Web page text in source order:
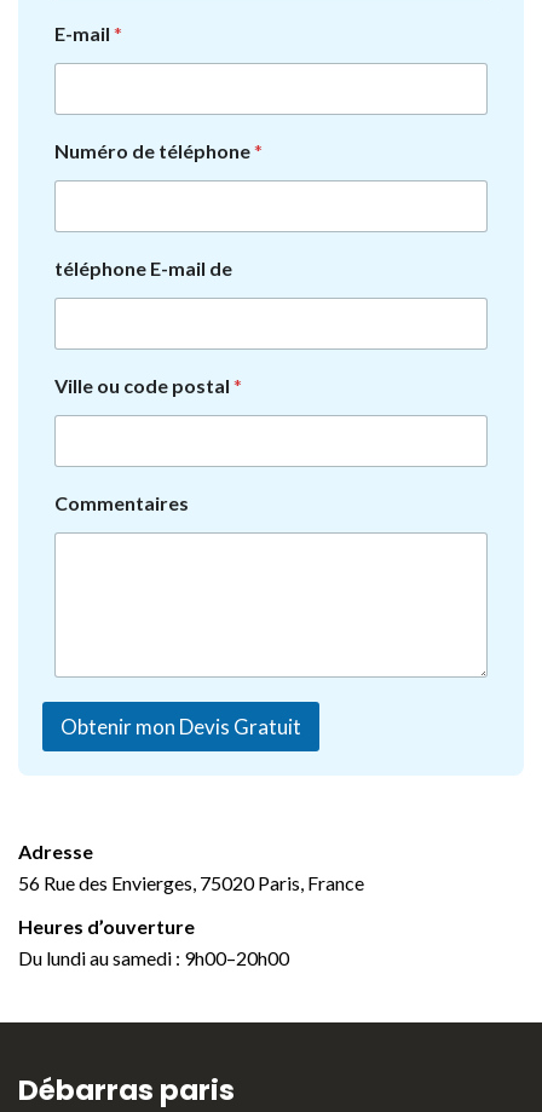
E-mail *
Numéro de téléphone*
téléphone E-mail de
Ville ou code postal *
Commentaires
Obtenir mon Devis Gratuit
Adresse
56 Rue des Envierges, 75020 Paris, France
Heures d’ouverture
Du lundi au samedi : 9h00–20h00
Débarras paris